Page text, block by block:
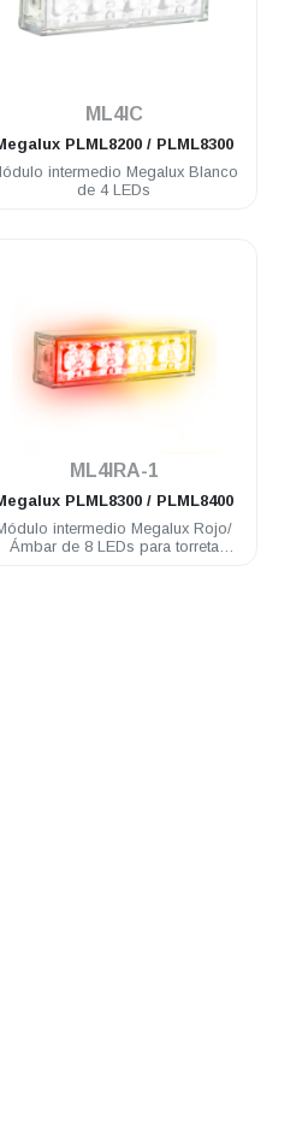
ML4IC
PLML8200 / PLML8300
intermedio Megalux Blanco
de 4 LEDs
ML4IRA-1
PLML8300 / PLML8400
intermedio Megalux Rojo/
Ámbar de 8 LEDs para torreta